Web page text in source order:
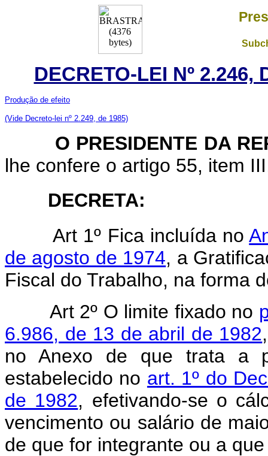
DECRETO-LEI Nº 2.246,
Produção de efeito
(Vide Decreto-lei nº 2.249, de 1985)
O PRESIDENTE DA
lhe confere o artigo 55, item
DECRETA:
Art 1º Fica incluída no
de agosto de 1974, a
Fiscal do Trabalho, na forma
Art 2º O limite fixado no
6.986, de 13 de abril de 1982
no Anexo de que trata a
estabelecido no art. 1º do
de 1982, efetivando-se o
vencimento ou salário de
de que for integrante ou a